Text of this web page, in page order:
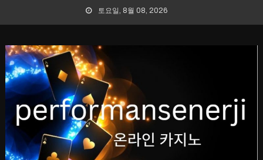
토요일, 8월 08, 2026